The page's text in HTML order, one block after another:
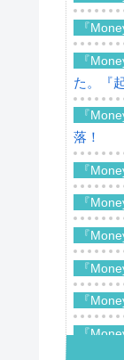
『
『
た。『
『
落！
『
『
『
『
『
『